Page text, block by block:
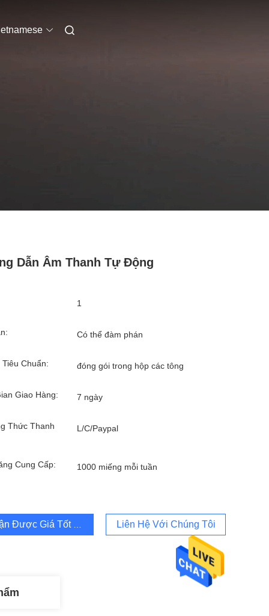
Dẫn Âm Thanh Tự Động
1
Có thể đàm phán
Tiêu Chuẩn: đóng gói trong hộp các tông
Giao Hàng: 7 ngày
Thức Thanh
L/C/Paypal
Cung Cấp: 1000 miếng mỗi tuần
Được Giá Tốt Nhất Liên Hệ Với Chúng Tôi